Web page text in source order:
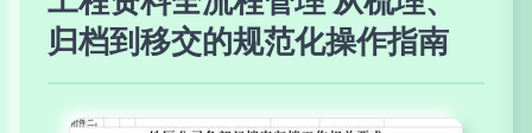
归档到移交的规范化操作指南